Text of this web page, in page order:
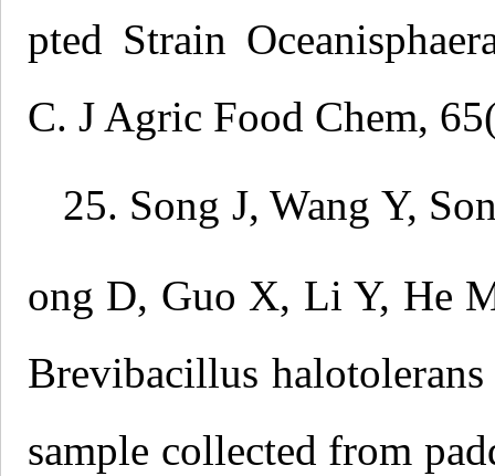
pted Strain
C. J Agric Food Chem,
25. Song J, Wang Y,
ong D, Guo X, Li Y, He
Brevibacillus
sample collected from